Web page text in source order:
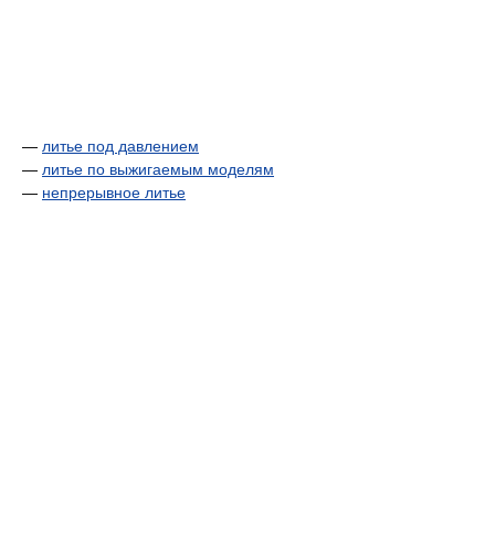
— литье под давлением
— литье по выжигаемым моделям
— непрерывное литье